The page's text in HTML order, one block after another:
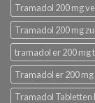
Tramadol 200 mg
Tramadol 200 mg
tramadol er 200 mg
Tramadol er 200
Tramadol Tabletten